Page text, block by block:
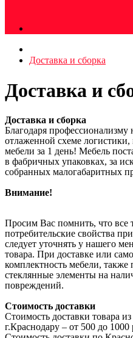
Доставка и сборка
Доставка и
Доставка и сборка
Благодаря
отлаженной схеме
мебели за 1 день! Мебель
в фабричных упаковках, за
собранных малогабаритных
Внимание!
Просим Вас помнить, что все
потребительские свойства
следует уточнять у нашего
товара. При доставке или
комплектность мебели, также
стеклянные элементы на
повреждений.
Стоимость доставки
Стоимость доставки товара
г.Краснодару – от 500 до 1000